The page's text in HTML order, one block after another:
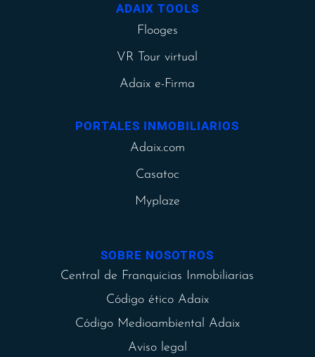
ADAIX TOOLS
Flooges
VR Tour virtual
Adaix e-Firma
PORTALES INMOBILIARIOS
Adaix.com
Casatoc
Myplaze
SOBRE NOSOTROS
Central de Franquicias Inmobiliarias
Código ético Adaix
Código Medioambiental Adaix
Aviso legal